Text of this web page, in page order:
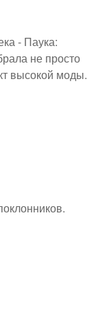
- Паука:
не просто
высокой моды.